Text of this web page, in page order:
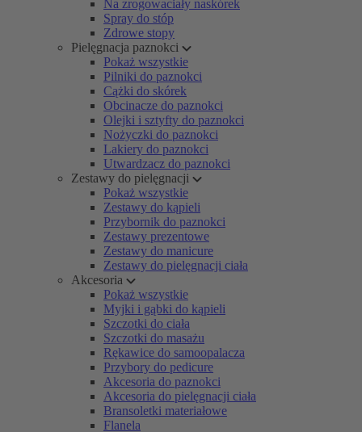
Na zrogowaciały naskórek
Spray do stóp
Zdrowe stopy
Pielęgnacja paznokci
Pokaż wszystkie
Pilniki do paznokci
Cążki do skórek
Obcinacze do paznokci
Olejki i sztyfty do paznokci
Nożyczki do paznokci
Lakiery do paznokci
Utwardzacz do paznokci
Zestawy do pielęgnacji
Pokaż wszystkie
Zestawy do kąpieli
Przybornik do paznokci
Zestawy prezentowe
Zestawy do manicure
Zestawy do pielęgnacji ciała
Akcesoria
Pokaż wszystkie
Myjki i gąbki do kąpieli
Szczotki do ciała
Szczotki do masażu
Rękawice do samoopalacza
Przybory do pedicure
Akcesoria do paznokci
Akcesoria do pielęgnacji ciała
Bransoletki materiałowe
Flanela